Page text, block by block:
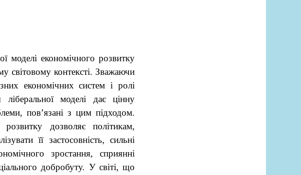
моделі економічного розвитку
світовому контексті. Зважаючи
економічних систем і ролі
моделі дає цінну
пов’язані з цим підходом.
дозволяє політикам,
її застосовність, сильні
зростання, сприянні
добробуту. У світі, що